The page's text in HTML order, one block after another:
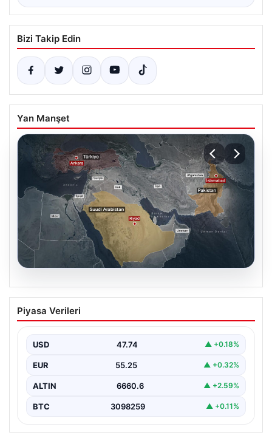
Bizi Takip Edin
Yan Manşet
Mekke Ortak Savunma Anlaşması ne
anlama geliyor? Türkiye, Suudi
ayrıntılar ortaya çıktı
Piyasa Verileri
USD 47.74 ▲ +0.18%
EUR 55.25 ▲ +0.32%
ALTIN 6660.6 ▲ +2.59%
BTC 3098259 ▲ +0.11%